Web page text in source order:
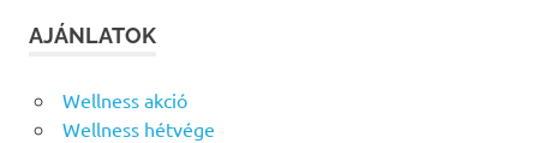
AJÁNLATOK
Wellness akció
Wellness hétvége